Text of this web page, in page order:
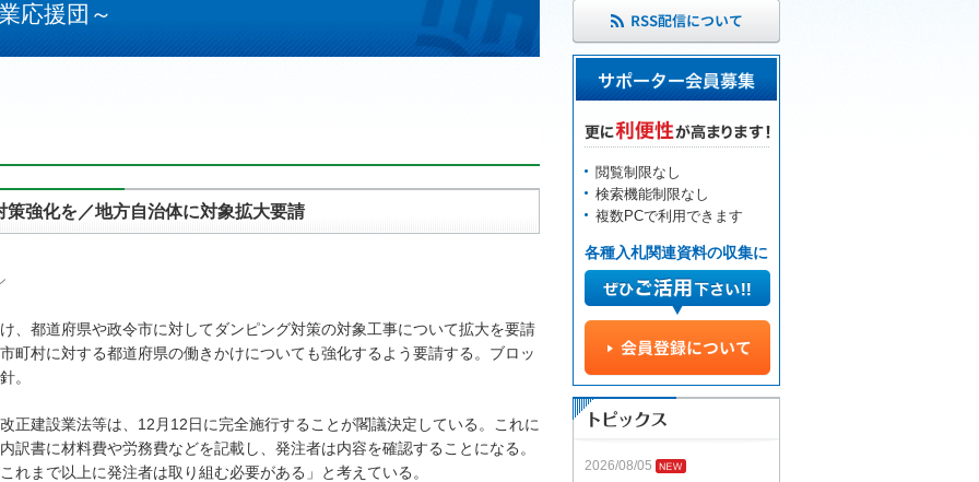
応援団～
強化を／地方自治体に対象拡大要請
、都道府県や政令市に対してダンピング対策の対象工事について拡大を要請
町村に対する都道府県の働きかけについても強化するよう要請する。ブロッ
。
正建設業法等は、12月12日に完全施行することが閣議決定している。これに
訳書に材料費や労務費などを記載し、発注者は内容を確認することになる。
れまで以上に発注者は取り組む必要がある」と考えている。
閲覧制限なし
検索機能制限なし
複数PCで利用できます
各種入札関連資料の収集に
2026/08/05